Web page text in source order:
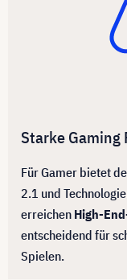
Starke Gaming
Für Gamer bietet
2.1 und
erreichen High-
entscheidend für
Spielen.